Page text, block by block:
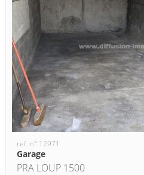
ref. n° 12971
Garage
PRA LOUP 1500